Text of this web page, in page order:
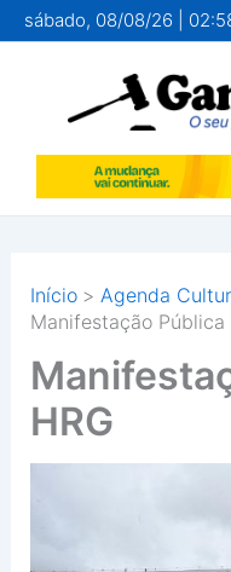
para
conteúdo
sábado, 08/08/26 |
Início
Agenda
Manifestação Pública
HRG